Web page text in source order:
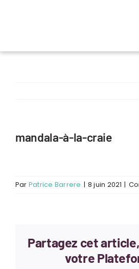
mandala-à-la-craie
Par Patrice Barrere | 8 juin 2021 |
Partagez cet
votre